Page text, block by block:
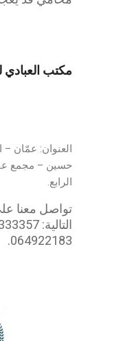
مكتب العبادي
العنوان: عمّان –
حسين – مجمع
الرابع.
تواصل معنا
064922183.